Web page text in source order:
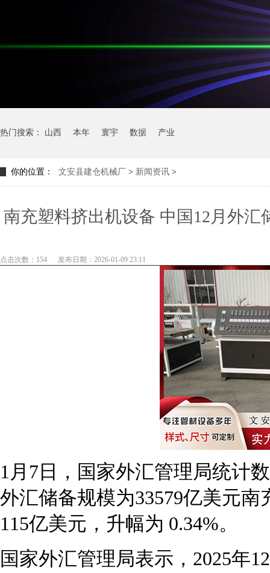
热门搜索： 山西 本年 寰宇 数据 产业
你的位置： 文安县建仓机械厂 > 新闻资讯 >
南充塑料挤出机设备 中国12月外汇
点击次数：154 发布日期：2026-01-09 23:11
1月7日，国家外汇管理局统计
外汇储备规模为33579亿美元
115亿美元，升幅为 0.34%。
国家外汇管理局表示，2025年